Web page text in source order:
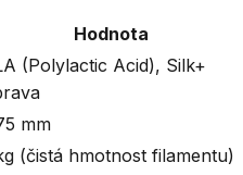
Hodnota
(Polylactic Acid), Silk+
mm
(čistá hmotnost filamentu)